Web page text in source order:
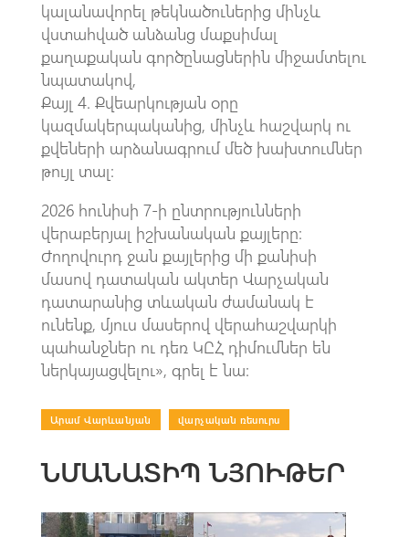
կալանավորել թեկնածուներից մինչև
վստահված անձանց մաքսիմալ
քաղաքական գործընացներին միջամտելու
նպատակով,
Քայլ 4. Քվեարկության օրը
կազմակերպականից, մինչև հաշվարկ ու
քվեների արձանագրում մեծ խախտումներ
թույլ տալ:
2026 հունիսի 7-ի ընտրությունների
վերաբերյալ իշխանական քայլերը:
Ժողովուրդ ջան քայլերից մի քանիսի
մասով դատական ակտեր Վարչական
դատարանից տևական ժամանակ է
ունենք, մյուս մասերով վերահաշվարկի
պահանջներ ու դեռ ԿԸՀ դիմումներ են
ներկայացվելու», գրել է նա:
Արամ Վարևանյան վարչական ռեսուրս
ՆՄԱՆԱՏԻՊ ՆՅՈՒԹԵՐ